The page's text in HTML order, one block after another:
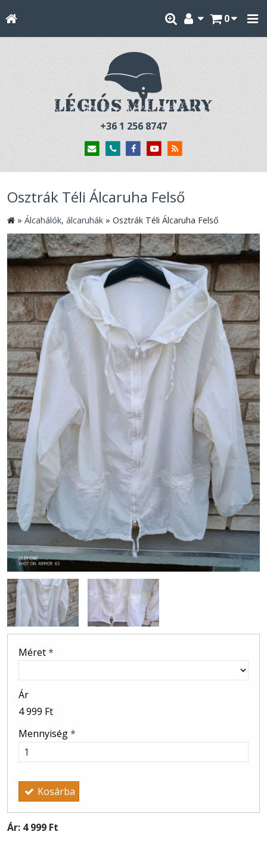
0
+36 1 256 8747
Osztrák Téli Álcaruha Felső
» Álcahálók, álcaruhák » Osztrák Téli Álcaruha Felső
Méret*
Ár
4 999 Ft
Mennyiség*
Kosárba
Ár: 4 999 Ft